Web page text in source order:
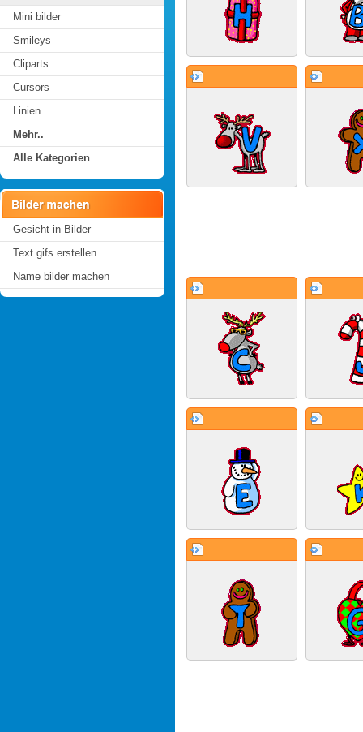
Mini bilder
Smileys
Cliparts
Cursors
Linien
Mehr..
Alle Kategorien
Gesicht in Bilder
Text gifs erstellen
Name bilder machen